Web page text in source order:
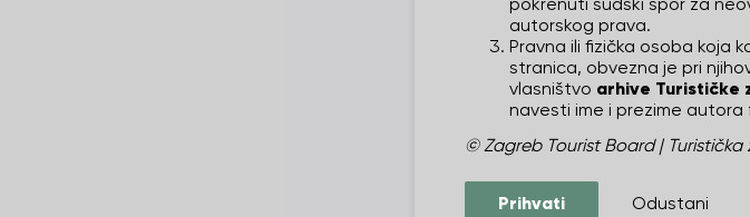
autorskog prava.
Pravna ili fizička osoba koja
stranica, obvezna je pri
vlasništvo arhive Turističke
navesti ime i prezime
© Zagreb Tourist Board |
Prihvati Odustani